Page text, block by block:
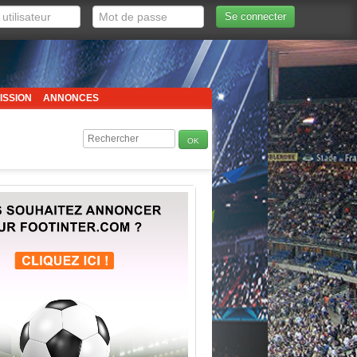
Se connecter
ANNONCES